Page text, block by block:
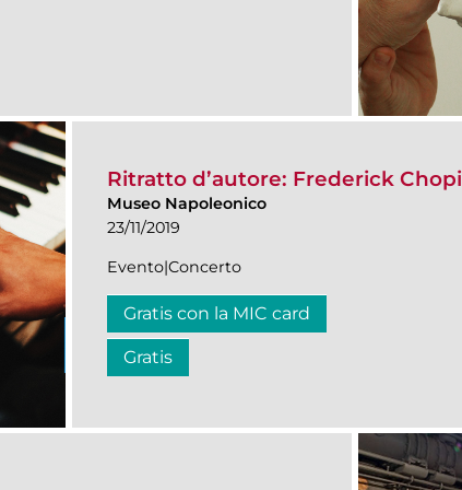
Ritratto d’autore: Frederick
Museo Napoleonico
23/11/2019
Evento|Concerto
Gratis con la MIC card
Gratis